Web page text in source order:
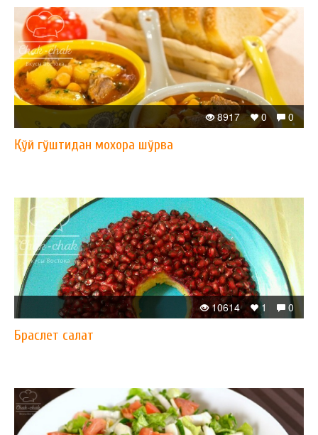
0
0
8917
Қўй гўштидан мохора шўрва
0
1
10614
Браслет салат